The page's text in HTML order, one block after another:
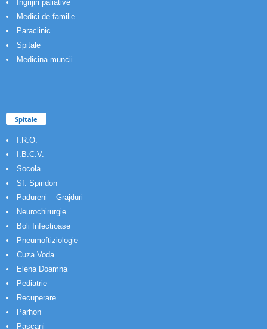
Ingrijiri paliative
Medici de familie
Paraclinic
Spitale
Medicina muncii
Spitale
I.R.O.
I.B.C.V.
Socola
Sf. Spiridon
Padureni – Grajduri
Neurochirurgie
Boli Infectioase
Pneumoftiziologie
Cuza Voda
Elena Doamna
Pediatrie
Recuperare
Parhon
Pascani